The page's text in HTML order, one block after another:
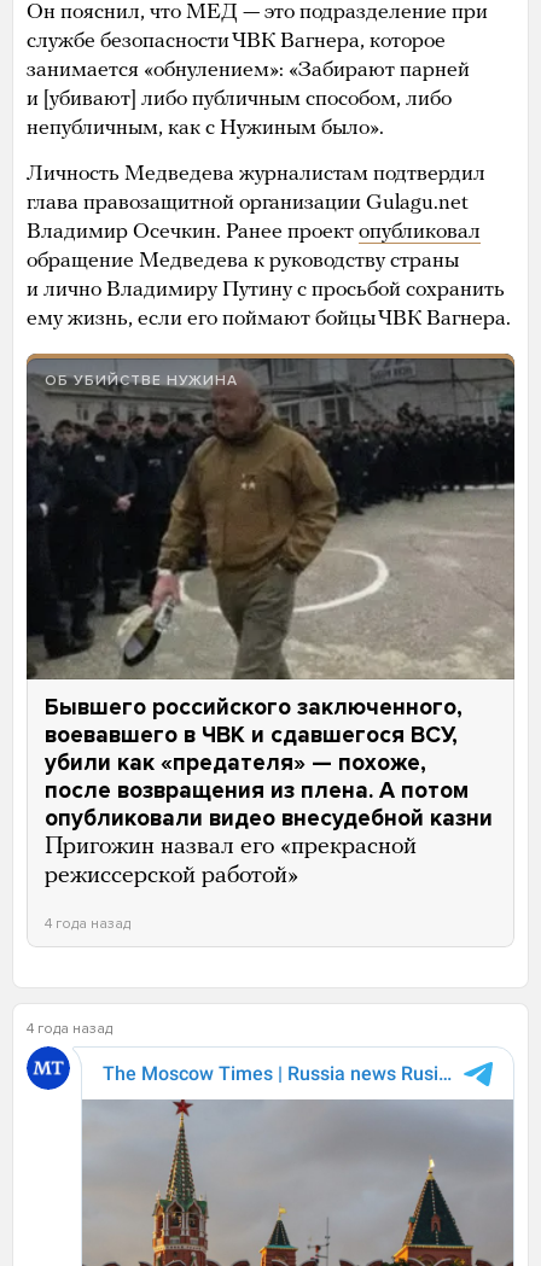
Он пояснил, что МЕД — это подразделение при
службе безопасности ЧВК Вагнера, которое
занимается «обнулением»: «Забирают парней
и [убивают] либо публичным способом, либо
непубличным, как с Нужиным было».
Личность Медведева журналистам подтвердил
глава правозащитной организации Gulagu.net
Владимир Осечкин. Ранее проект опубликовал
обращение Медведева к руководству страны
и лично Владимиру Путину с просьбой сохранить
ему жизнь, если его поймают бойцы ЧВК Вагнера.
ОБ УБИЙСТВЕ НУЖИНА
Бывшего российского заключенного,
воевавшего в ЧВК и сдавшегося ВСУ,
убили как «предателя» — похоже,
после возвращения из плена. А потом
опубликовали видео внесудебной казни
Пригожин назвал его «прекрасной
режиссерской работой»
4 года назад
4 года назад